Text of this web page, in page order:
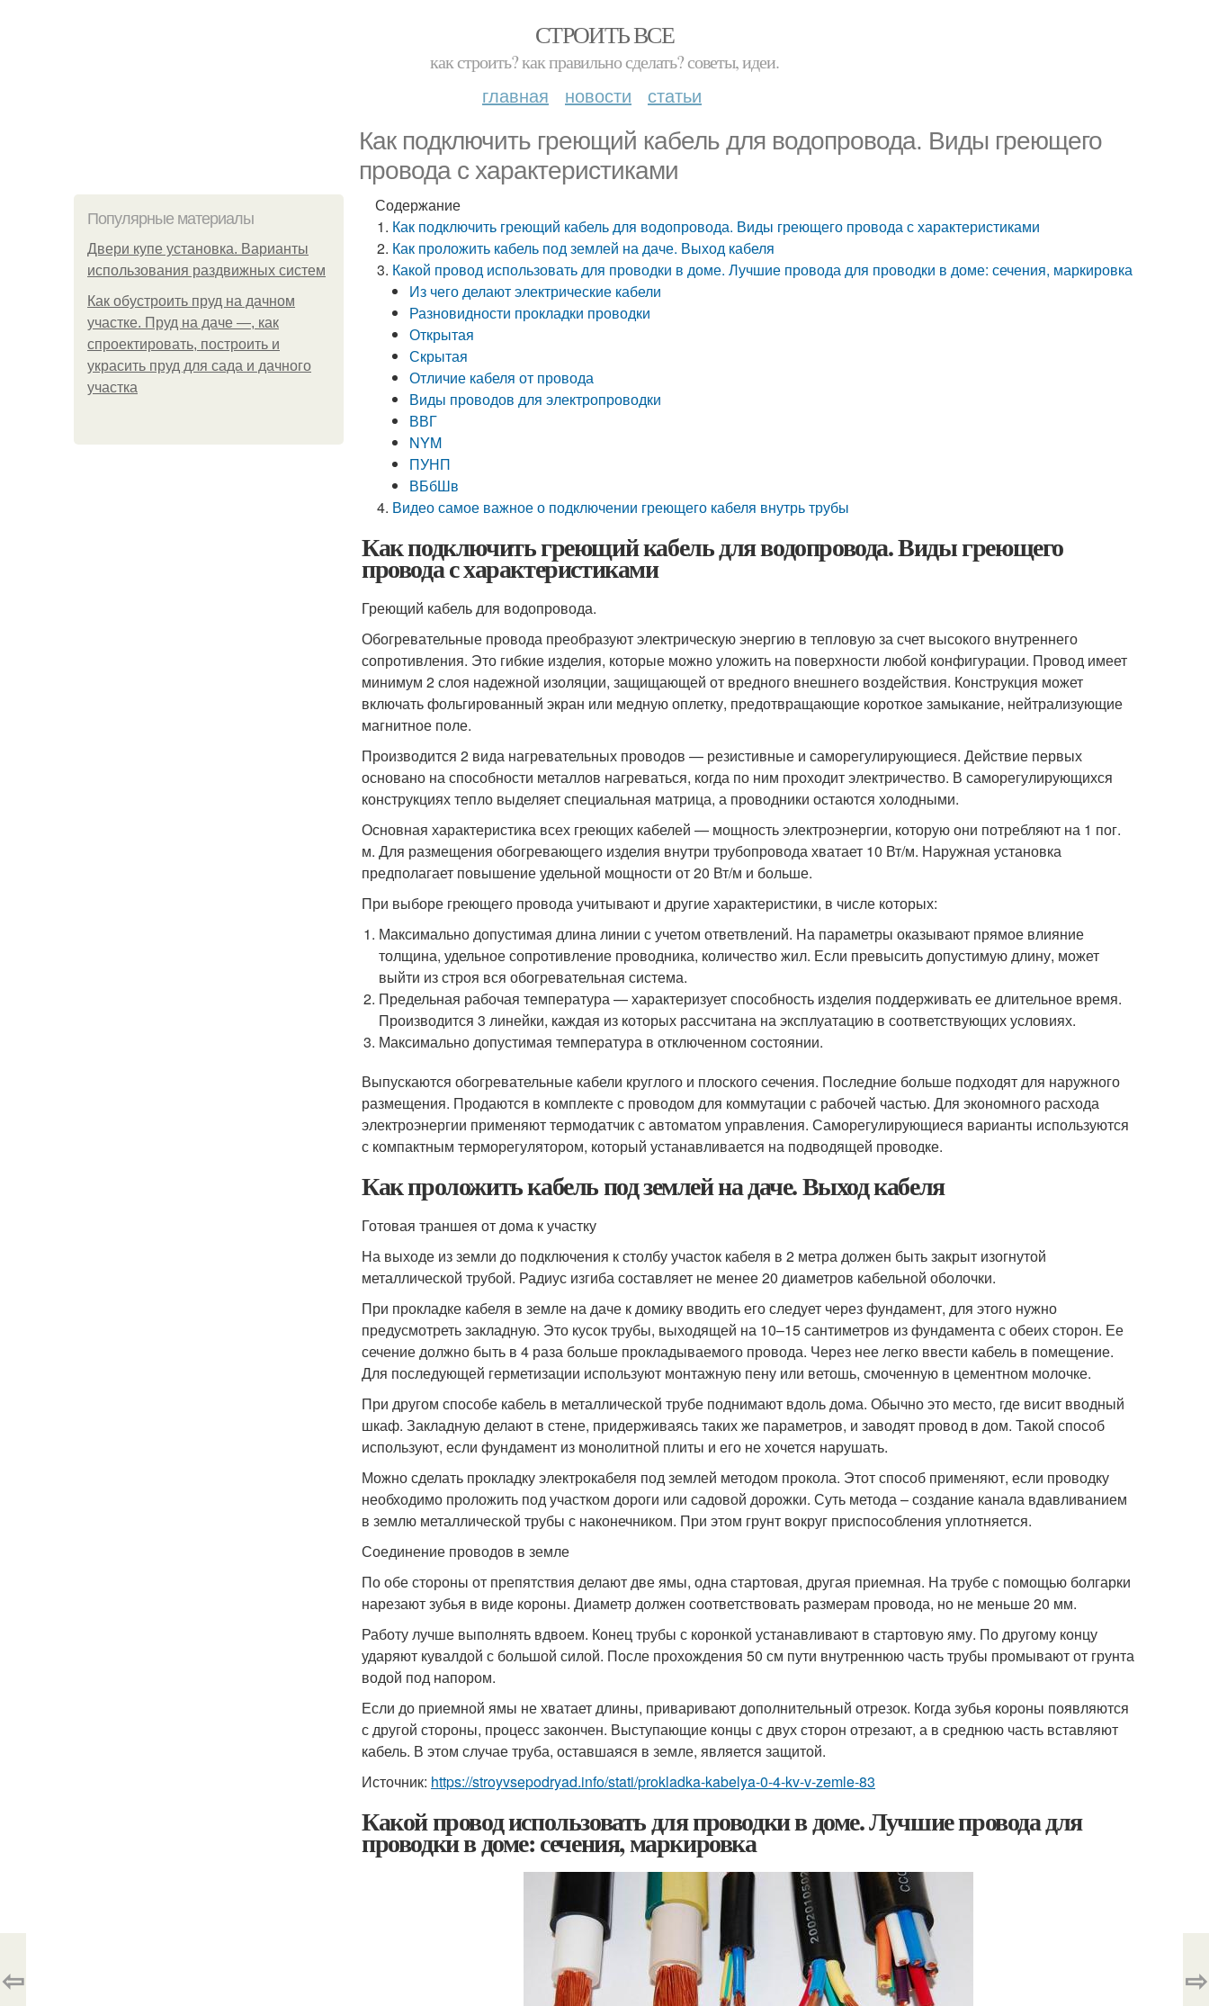
СТРОИТЬ ВСЕ
как строить? как правильно сделать? советы, идеи.
главная новости статьи
Как подключить греющий кабель для водопровода. Виды греющего
провода с характеристиками
Популярные материалы
Двери купе установка. Варианты
использования раздвижных систем
Как обустроить пруд на дачном
участке. Пруд на даче —, как
спроектировать, построить и
украсить пруд для сада и дачного
участка
Содержание
Как подключить греющий кабель для водопровода. Виды греющего провода с характеристиками
Как проложить кабель под землей на даче. Выход кабеля
Какой провод использовать для проводки в доме. Лучшие провода для проводки в доме: сечения, маркировка
Из чего делают электрические кабели
Разновидности прокладки проводки
Открытая
Скрытая
Отличие кабеля от провода
Виды проводов для электропроводки
ВВГ
NYM
ПУНП
ВБбШв
Видео самое важное о подключении греющего кабеля внутрь трубы
Как подключить греющий кабель для водопровода. Виды греющего
провода с характеристиками
Греющий кабель для водопровода.
Обогревательные провода преобразуют электрическую энергию в тепловую за счет высокого внутреннего
сопротивления. Это гибкие изделия, которые можно уложить на поверхности любой конфигурации. Провод имеет
минимум 2 слоя надежной изоляции, защищающей от вредного внешнего воздействия. Конструкция может
включать фольгированный экран или медную оплетку, предотвращающие короткое замыкание, нейтрализующие
магнитное поле.
Производится 2 вида нагревательных проводов — резистивные и саморегулирующиеся. Действие первых
основано на способности металлов нагреваться, когда по ним проходит электричество. В саморегулирующихся
конструкциях тепло выделяет специальная матрица, а проводники остаются холодными.
Основная характеристика всех греющих кабелей — мощность электроэнергии, которую они потребляют на 1 пог.
м. Для размещения обогревающего изделия внутри трубопровода хватает 10 Вт/м. Наружная установка
предполагает повышение удельной мощности от 20 Вт/м и больше.
При выборе греющего провода учитывают и другие характеристики, в числе которых:
Максимально допустимая длина линии с учетом ответвлений. На параметры оказывают прямое влияние
толщина, удельное сопротивление проводника, количество жил. Если превысить допустимую длину, может
выйти из строя вся обогревательная система.
Предельная рабочая температура — характеризует способность изделия поддерживать ее длительное время.
Производится 3 линейки, каждая из которых рассчитана на эксплуатацию в соответствующих условиях.
Максимально допустимая температура в отключенном состоянии.
Выпускаются обогревательные кабели круглого и плоского сечения. Последние больше подходят для наружного
размещения. Продаются в комплекте с проводом для коммутации с рабочей частью. Для экономного расхода
электроэнергии применяют термодатчик с автоматом управления. Саморегулирующиеся варианты используются
с компактным терморегулятором, который устанавливается на подводящей проводке.
Как проложить кабель под землей на даче. Выход кабеля
Готовая траншея от дома к участку
На выходе из земли до подключения к столбу участок кабеля в 2 метра должен быть закрыт изогнутой
металлической трубой. Радиус изгиба составляет не менее 20 диаметров кабельной оболочки.
При прокладке кабеля в земле на даче к домику вводить его следует через фундамент, для этого нужно
предусмотреть закладную. Это кусок трубы, выходящей на 10–15 сантиметров из фундамента с обеих сторон. Ее
сечение должно быть в 4 раза больше прокладываемого провода. Через нее легко ввести кабель в помещение.
Для последующей герметизации используют монтажную пену или ветошь, смоченную в цементном молочке.
При другом способе кабель в металлической трубе поднимают вдоль дома. Обычно это место, где висит вводный
шкаф. Закладную делают в стене, придерживаясь таких же параметров, и заводят провод в дом. Такой способ
используют, если фундамент из монолитной плиты и его не хочется нарушать.
Можно сделать прокладку электрокабеля под землей методом прокола. Этот способ применяют, если проводку
необходимо проложить под участком дороги или садовой дорожки. Суть метода – создание канала вдавливанием
в землю металлической трубы с наконечником. При этом грунт вокруг приспособления уплотняется.
Соединение проводов в земле
По обе стороны от препятствия делают две ямы, одна стартовая, другая приемная. На трубе с помощью болгарки
нарезают зубья в виде короны. Диаметр должен соответствовать размерам провода, но не меньше 20 мм.
Работу лучше выполнять вдвоем. Конец трубы с коронкой устанавливают в стартовую яму. По другому концу
ударяют кувалдой с большой силой. После прохождения 50 см пути внутреннюю часть трубы промывают от грунта
водой под напором.
Если до приемной ямы не хватает длины, приваривают дополнительный отрезок. Когда зубья короны появляются
с другой стороны, процесс закончен. Выступающие концы с двух сторон отрезают, а в среднюю часть вставляют
кабель. В этом случае труба, оставшаяся в земле, является защитой.
Источник: https://stroyvsepodryad.info/stati/prokladka-kabelya-0-4-kv-v-zemle-83
Какой провод использовать для проводки в доме. Лучшие провода для
проводки в доме: сечения, маркировка
⇦ ⇨